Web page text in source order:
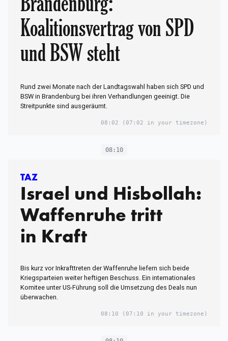
Koalitionsvertrag von SPD
und BSW steht
Rund zwei Monate nach der Landtagswahl haben sich SPD und
BSW in Brandenburg bei ihren Verhandlungen geeinigt. Die
Streitpunkte sind ausgeräumt.
08:02 (07:02 in your timezone)
08:10
TAZ
Israel und Hisbollah:
Waffenruhe tritt
in Kraft
Bis kurz vor Inkrafttreten der Waffenruhe liefern sich beide
Kriegsparteien weiter heftigen Beschuss. Ein internationales
Komitee unter US-Führung soll die Umsetzung des Deals nun
überwachen.
08:10 (07:10 in your timezone)